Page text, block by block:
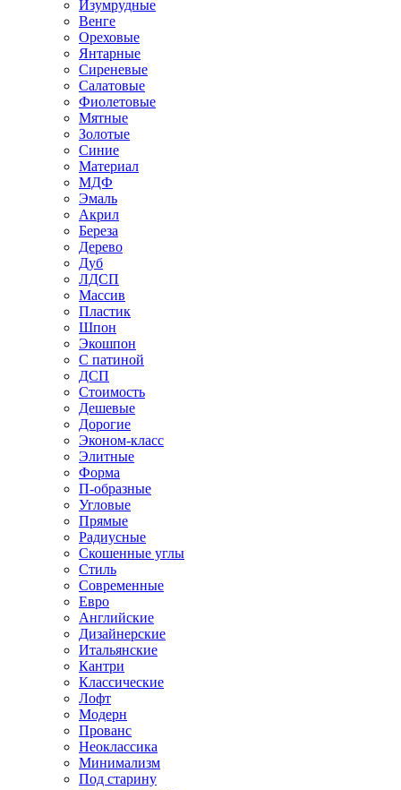
Изумрудные
Венге
Ореховые
Янтарные
Сиреневые
Салатовые
Фиолетовые
Мятные
Золотые
Синие
Материал
МДФ
Эмаль
Акрил
Береза
Дерево
Дуб
ЛДСП
Массив
Пластик
Шпон
Экошпон
С патиной
ДСП
Стоимость
Дешевые
Дорогие
Эконом-класс
Элитные
Форма
П-образные
Угловые
Прямые
Радиусные
Скошенные углы
Стиль
Современные
Евро
Английские
Дизайнерские
Итальянские
Кантри
Классические
Лофт
Модерн
Прованс
Неоклассика
Минимализм
Под старину